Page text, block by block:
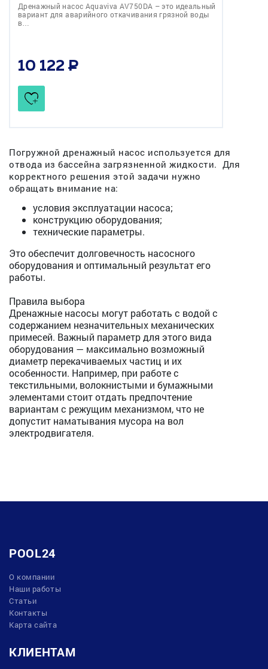
Дренажный насос Aquaviva AV750DA – это идеальный
вариант для аварийного откачивания грязной воды
в…
10 122
Погружной дренажный насос используется для
отвода из бассейна загрязненной жидкости. Для
корректного решения этой задачи нужно
обращать внимание на:
условия эксплуатации насоса;
конструкцию оборудования;
технические параметры.
Это обеспечит долговечность насосного
оборудования и оптимальный результат его
работы.
Правила выбора
Дренажные насосы могут работать с водой с
содержанием незначительных механических
примесей. Важный параметр для этого вида
оборудования — максимально возможный
диаметр перекачиваемых частиц и их
особенности. Например, при работе с
текстильными, волокнистыми и бумажными
элементами стоит отдать предпочтение
вариантам с режущим механизмом, что не
допустит наматывания мусора на вол
электродвигателя.
POOL24
О компании
Наши работы
Статьи
Контакты
Карта сайта
КЛИЕНТАМ